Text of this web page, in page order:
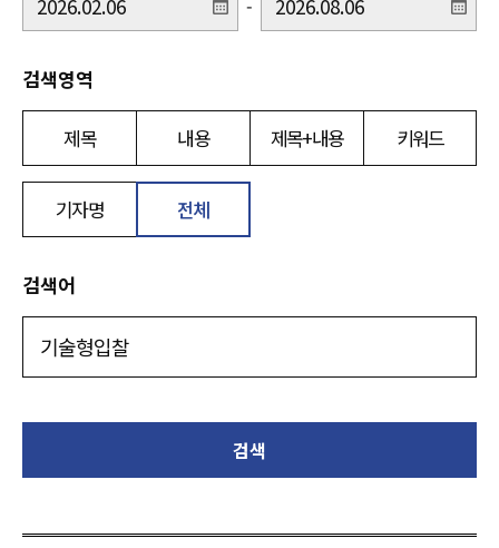
-
검색영역
제목 내용 제목+내용 키워드
기자명 전체
검색어
검색